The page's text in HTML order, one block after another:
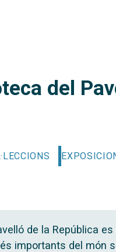
del
de la República
importants del món